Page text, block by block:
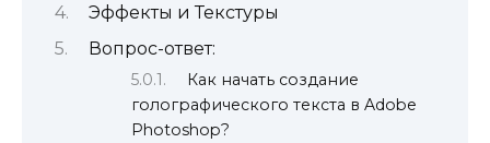
Эффекты и Текстуры
Вопрос-ответ:
Как начать создание
голографического текста в Adobe
Photoshop?